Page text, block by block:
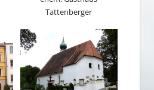
Tattenberger